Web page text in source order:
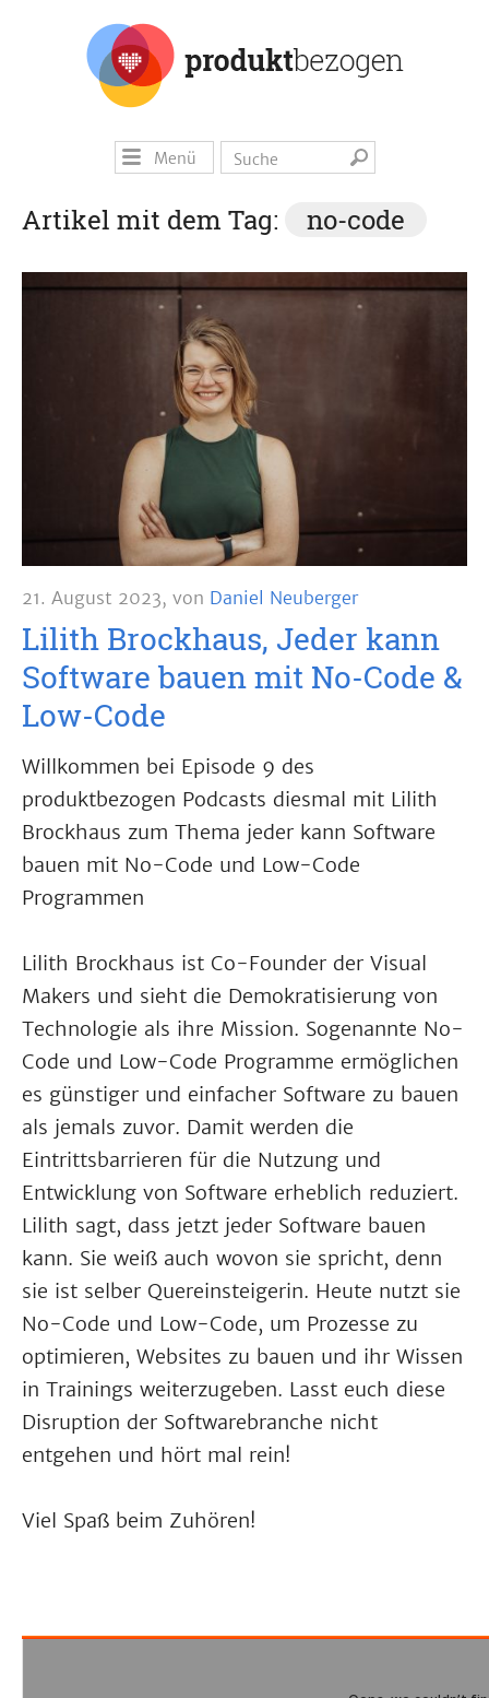
Menü
Artikel mit dem Tag: no-code
21. August 2023, von Daniel Neuberger
Lilith Brockhaus, Jeder kann
Software bauen mit No-Code &
Low-Code
Willkommen bei Episode 9 des
produktbezogen Podcasts diesmal mit Lilith
Brockhaus zum Thema jeder kann Software
bauen mit No-Code und Low-Code
Programmen
Lilith Brockhaus ist Co-Founder der Visual
Makers und sieht die Demokratisierung von
Technologie als ihre Mission. Sogenannte No-
Code und Low-Code Programme ermöglichen
es günstiger und einfacher Software zu bauen
als jemals zuvor. Damit werden die
Eintrittsbarrieren für die Nutzung und
Entwicklung von Software erheblich reduziert.
Lilith sagt, dass jetzt jeder Software bauen
kann. Sie weiß auch wovon sie spricht, denn
sie ist selber Quereinsteigerin. Heute nutzt sie
No-Code und Low-Code, um Prozesse zu
optimieren, Websites zu bauen und ihr Wissen
in Trainings weiterzugeben. Lasst euch diese
Disruption der Softwarebranche nicht
entgehen und hört mal rein!
Viel Spaß beim Zuhören!